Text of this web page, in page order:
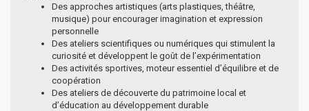
Des approches artistiques (arts plastiques, théâtre,
musique) pour encourager imagination et expression
personnelle
Des ateliers scientifiques ou numériques qui stimulent la
curiosité et développent le goût de l’expérimentation
Des activités sportives, moteur essentiel d’équilibre et de
coopération
Des ateliers de découverte du patrimoine local et
d’éducation au développement durable